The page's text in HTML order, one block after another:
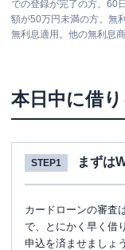
での登録が完了の方。60
額が50万円未満の方。無
無利息適用。他の無利息
本日中に借
STEP1 まずは
カードローンの審査
で、とにかく早く借
申込を済ませましょ